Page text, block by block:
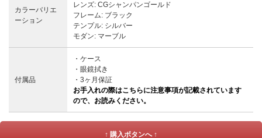
カラーバリエ
ーション
レンズ: CGシャンパンゴールド
フレーム: ブラック
テンプル: シルバー
モダン: マーブル
付属品
・ケース
・眼鏡拭き
・3ヶ月保証
お手入れの際はこちらに注意事項が記載されています
ので、お読みください。
↑ 購入ボタンへ ↑